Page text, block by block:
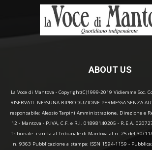
ABOUT US
La Voce di Mantova - Copyright(C)1999-2019 Vidiemme Soc.
RISERVATI. NESSUNA RIPRODUZIONE PERMESSA SENZA
responsabile: Alessio Tarpini Amministrazione, Direzione e
12 - Mantova - P.IVA, C.F. e R.I. 01898140205 - R.E.A.
Tribunale: iscritta al Tribunale di Mantova al n. 25 del 30/
n. 9363 Pubblicazione a stampa: ISSN 1594-1159 -